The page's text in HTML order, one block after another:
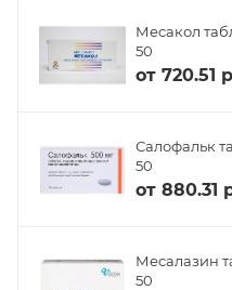
Месакол
50
от 720.51
Салофальк
50
от 880.31
Месалазин
50